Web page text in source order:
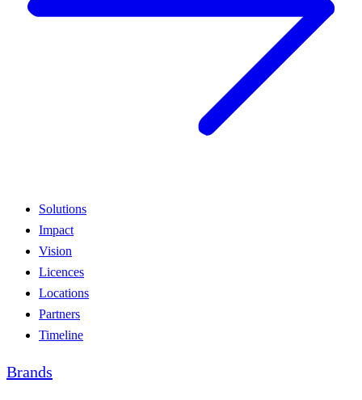
Solutions
Impact
Vision
Licences
Locations
Partners
Timeline
Brands